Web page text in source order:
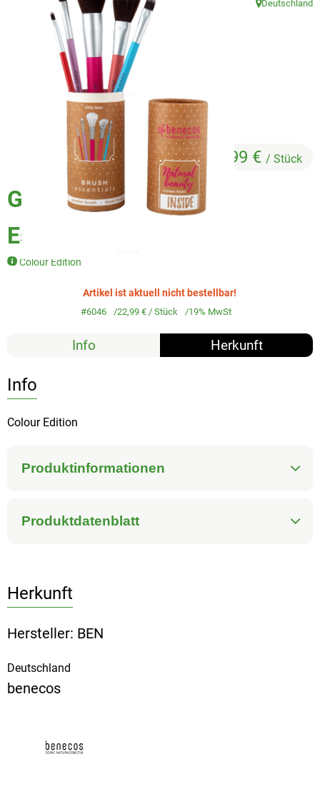
Veggie & Vegan
Backwaren
Trockensortiment
Getränke
Natur-Drogerie
AllerLiebe
Großgebinde
Geschenkset Brush
Essentials
Colour Edition
22,99 € / Stück
, Herkunft:
Deutschland
Artikel ist aktuell nicht bestellbar!
#6046 22,99 €/ Stück 19% MwSt
Info Herkunft
Info
Colour Edition
Produktinformationen
Produktdatenblatt
Herkunft
Hersteller: BEN
Deutschland
benecos